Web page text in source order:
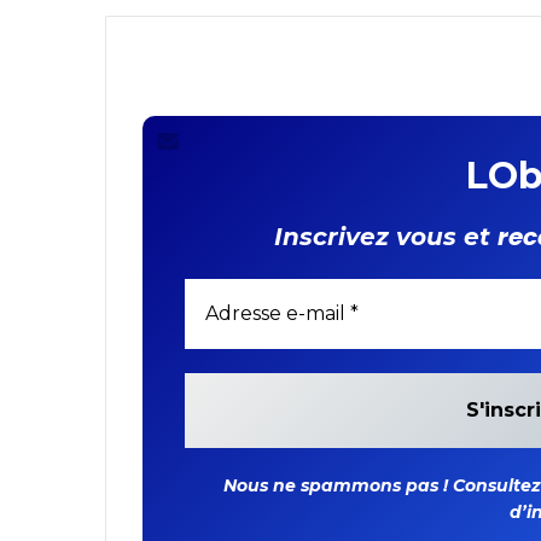
Représentant
FIDA
Inscrivez vous et
Nous ne spammons pas !